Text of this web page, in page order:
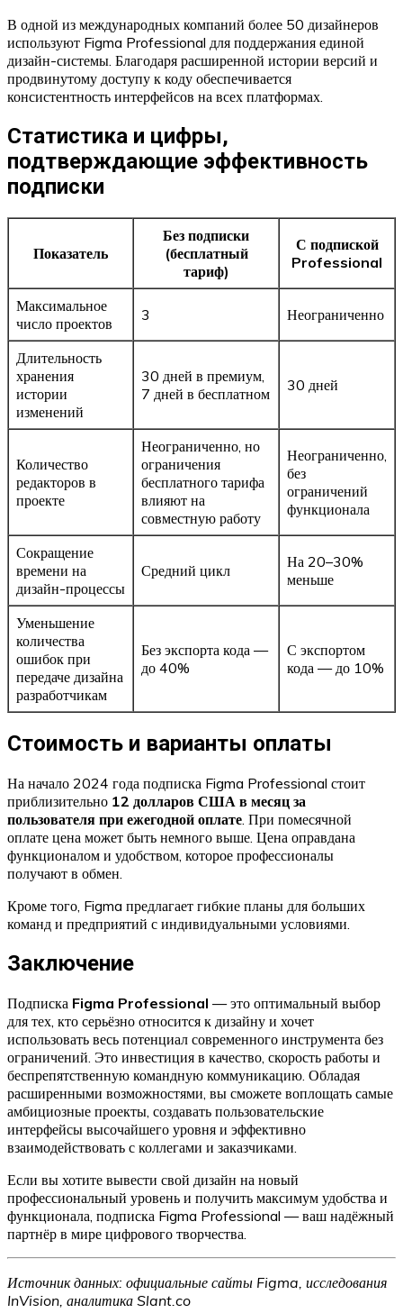
В одной из международных компаний более 50 дизайнеров
используют Figma Professional для поддержания единой
дизайн-системы. Благодаря расширенной истории версий и
продвинутому доступу к коду обеспечивается
консистентность интерфейсов на всех платформах.
Статистика и цифры,
подтверждающие эффективность
подписки
Показатель
Без подписки
(бесплатный
тариф)
С подпиской
Professional
Максимальное
число проектов
3 Неограниченно
Длительность
хранения
истории
изменений
30 дней в премиум,
7 дней в бесплатном
30 дней
Количество
редакторов в
проекте
Неограниченно, но
ограничения
бесплатного тарифа
влияют на
совместную работу
Неограниченно,
без
ограничений
функционала
Сокращение
времени на
дизайн-процессы
Средний цикл
На 20–30%
меньше
Уменьшение
количества
ошибок при
передаче дизайна
разработчикам
Без экспорта кода —
до 40%
С экспортом
кода — до 10%
Стоимость и варианты оплаты
На начало 2024 года подписка Figma Professional стоит
приблизительно 12 долларов США в месяц за
пользователя при ежегодной оплате . При помесячной
оплате цена может быть немного выше. Цена оправдана
функционалом и удобством, которое профессионалы
получают в обмен.
Кроме того, Figma предлагает гибкие планы для больших
команд и предприятий с индивидуальными условиями.
Заключение
Подписка Figma Professional — это оптимальный выбор
для тех, кто серьёзно относится к дизайну и хочет
использовать весь потенциал современного инструмента без
ограничений. Это инвестиция в качество, скорость работы и
беспрепятственную командную коммуникацию. Обладая
расширенными возможностями, вы сможете воплощать самые
амбициозные проекты, создавать пользовательские
интерфейсы высочайшего уровня и эффективно
взаимодействовать с коллегами и заказчиками.
Если вы хотите вывести свой дизайн на новый
профессиональный уровень и получить максимум удобства и
функционала, подписка Figma Professional — ваш надёжный
партнёр в мире цифрового творчества.
Источник данных: официальные сайты Figma, исследования
InVision, аналитика Slant.co